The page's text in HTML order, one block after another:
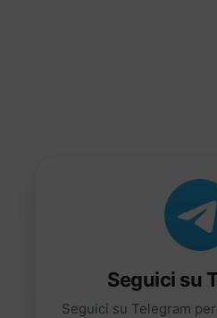
Seguici su
Seguici su Telegram